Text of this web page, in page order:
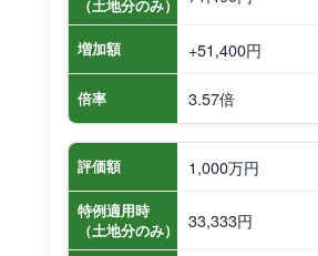
（土地分のみ）
増加額 +51,400円
倍率 3.57倍
評価額 1,000万円
特例適用時
（土地分のみ）
33,333円